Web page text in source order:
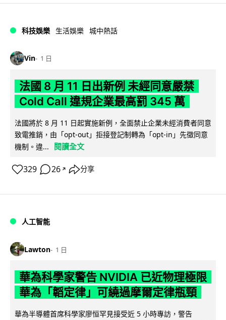
科技娛樂 生活娛樂 城中熱話
Vin 1 日
法國 8 月 11 日出新例 未經同意嚴禁
Cold Call 違規企業最高罰 345 萬
法國將於 8 月 11 日起實施新例，全面禁止企業未經消費者同意
致電推銷，由「opt-out」拒接登記制轉為「opt-in」先徵同意
機制。違...
閱讀全文
329 26 ↗ 分享
人工智能
Lawton 1 日
華為科學家警告 NVIDIA 已近物理極限
華為「韜定律」可繞過摩爾定律瓶頸
華為半導體首席科學家廖恒罕見接受近 5 小時專訪，警告